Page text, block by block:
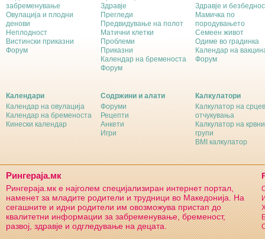
забременување
Овулација и плодни
денови
Неплодност
Вистински приказни
Форум
Здравје
Прегледи
Предвидување на полот
Матични клетки
Проблеми
Приказни
Календар на бременоста
Форум
Здравје и
Мамичка по
породувањето
Семеен живот
Одиме во градинка
Календар на
Форум
Календари
Календар на овулација
Календар на бременоста
Кинески календар
Содржини и алати
Форуми
Рецепти
Анкети
Игри
Калкулатори
Калкулатор на
отчукувања
Калкулатор на крвни
групи
BMI калкулатор
Рингераја.мк
Рингераја.мк е најголем специјализиран интернет портал,
наменет за младите родители и трудници во Македонија. На
сегашните и идни родители им овозможува пристап до
квалитетни информации за забременување, бременост,
развој, здравје и одгледување на децата.